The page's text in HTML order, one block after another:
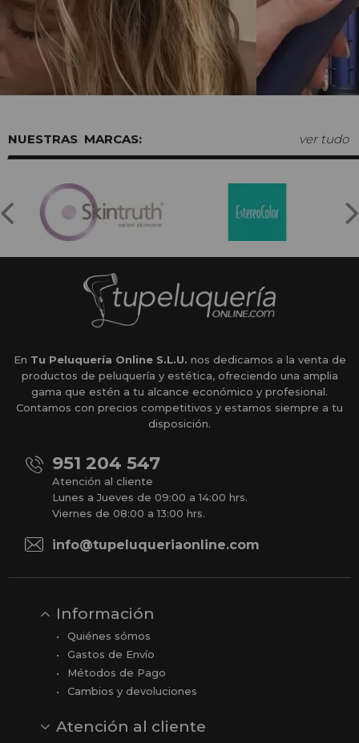
MARCAS: ver tudo
En Tu Peluquería Online S.L.U. nos dedicamos a la venta de
productos de peluquería y estética, ofreciendo una amplia
gama que estén a tu alcance económico y profesional.
Contamos con precios competitivos y estamos siempre a tu
disposición.
951 204 547
Atención al cliente
Lunes a Jueves de 09:00 a 14:00 hrs.
Viernes de 08:00 a 13:00 hrs.
info@tupeluqueriaonline.com
Información
Quiénes sómos
Gastos de Envío
Métodos de Pago
Cambios y devoluciones
Atención al cliente